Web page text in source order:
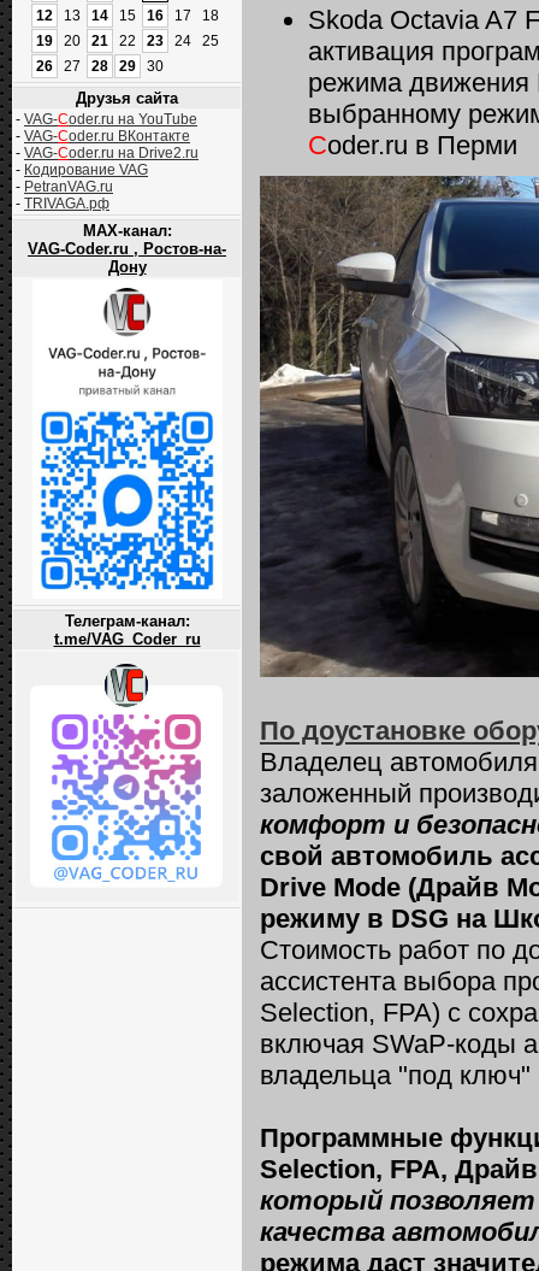
12
13 14 15 16 17
18
19
20 21 22 23 24
25
26
27 28 29 30
Друзья сайта
- VAG-Coder.ru на YouTube
- VAG-Coder.ru ВКонтакте
- VAG-Coder.ru на Drive2.ru
- Кодирование VAG
- PetranVAG.ru
- TRIVAGA.рф
MAX-канал:
VAG-Coder.ru , Ростов-на-
Дону
Телеграм-канал:
t.me/VAG_Coder_ru
Skoda Octavia A7
активация
режима движения
выбранному
Coder.ru в Перми
По доустановке
Владелец
заложенный
комфорт и
свой автомобиль
Drive Mode (Драйв
режиму в DSG на
Стоимость работ по
ассистента выбора
Selection, FPA) с
включая SWaP-коды
владельца "под ключ"
Программные
Selection, FPA,
который
качества
режима даст